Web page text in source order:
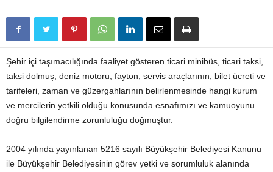
Şehir içi taşımacılığında faaliyet gösteren ticari minibüs, ticari taksi,
taksi dolmuş, deniz motoru, fayton, servis araçlarının, bilet ücreti ve
tarifeleri, zaman ve güzergahlarının belirlenmesinde hangi kurum
ve mercilerin yetkili olduğu konusunda esnafımızı ve kamuoyunu
doğru bilgilendirme zorunluluğu doğmuştur.
2004 yılında yayınlanan 5216 sayılı Büyükşehir Belediyesi Kanunu
ile Büyükşehir Belediyesinin görev yetki ve sorumluluk alanında